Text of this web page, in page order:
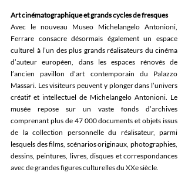
Art cinématographique et grands cycles de fresques
Avec le nouveau Museo Michelangelo Antonioni,
Ferrare consacre désormais également un espace
culturel à l’un des plus grands réalisateurs du cinéma
d’auteur européen, dans les espaces rénovés de
l’ancien pavillon d’art contemporain du Palazzo
Massari. Les visiteurs peuvent y plonger dans l’univers
créatif et intellectuel de Michelangelo Antonioni. Le
musée repose sur un vaste fonds d’archives
comprenant plus de 47 000 documents et objets issus
de la collection personnelle du réalisateur, parmi
lesquels des films, scénarios originaux, photographies,
dessins, peintures, livres, disques et correspondances
avec de grandes figures culturelles du XXe siècle.